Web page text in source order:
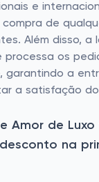
e
de
Além disso, a
processa os
garantindo a
a satisfação
Amor de Luxo
na